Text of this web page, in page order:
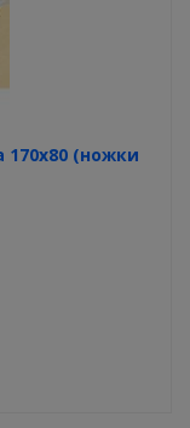
170х80 (ножки